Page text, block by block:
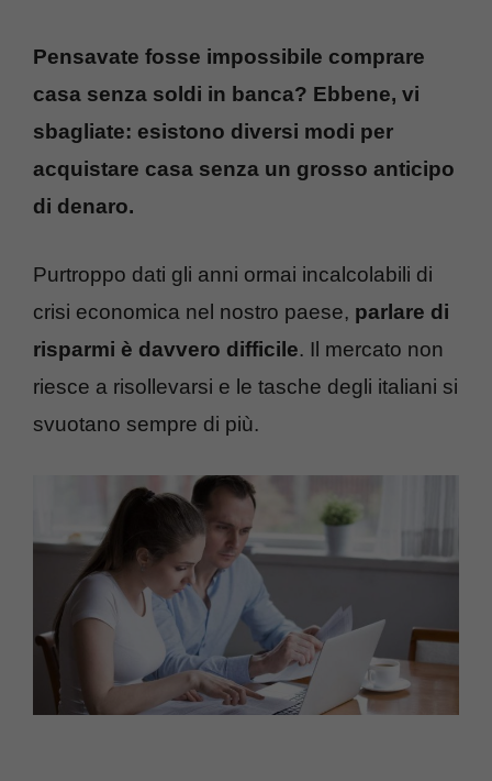
Pensavate fosse impossibile comprare
casa senza soldi in banca? Ebbene, vi
sbagliate: esistono diversi modi per
acquistare casa senza un grosso anticipo
di denaro.
Purtroppo dati gli anni ormai incalcolabili di
crisi economica nel nostro paese, parlare di
risparmi è davvero difficile. Il mercato non
riesce a risollevarsi e le tasche degli italiani si
svuotano sempre di più.